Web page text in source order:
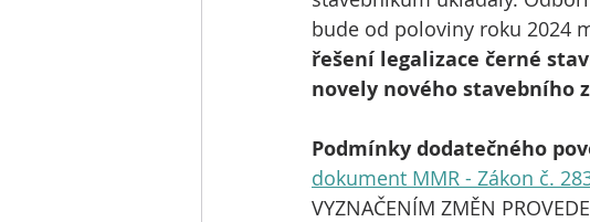
bude od poloviny roku 2024
řešení legalizace černé
novely nového stavebního
Podmínky dodatečného
dokument MMR - Zákon č.
VYZNAČENÍM ZMĚN